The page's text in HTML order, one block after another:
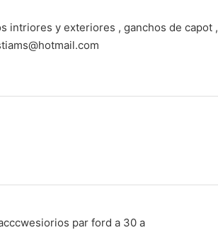
intriores y exteriores , ganchos de capot ,
par ford a 30 a